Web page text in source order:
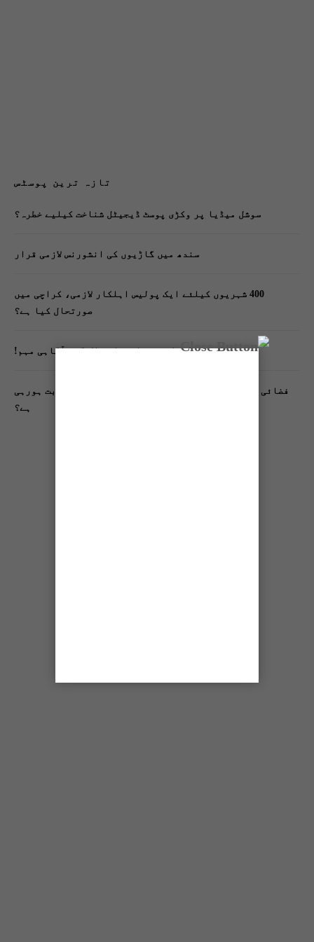
تازہ ترین پوسٹس
سوشل میڈیا پر وکڑی پوسٹ ڈیجیٹل شناخت کیلیے خطرہ؟
سندھ میں گاڑیوں کی انشورنس لازمی قرار
400 شہریوں کیلئے ایک پولیس اہلکار لازمی، کراچی میں
صورتحال کیا ہے؟
تنظیم اسلامی کے زیرِ اہتمام ملک گیر آگاہی مہم!
فضائی آلودگی انسانی دماغ کیلیے کیسے خطرناک ثابت ہورہی
ہے؟